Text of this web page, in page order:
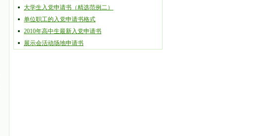
大学生入党申请书（精选范例二）
单位职工的入党申请书格式
2010年高中生最新入党申请书
展示会活动场地申请书